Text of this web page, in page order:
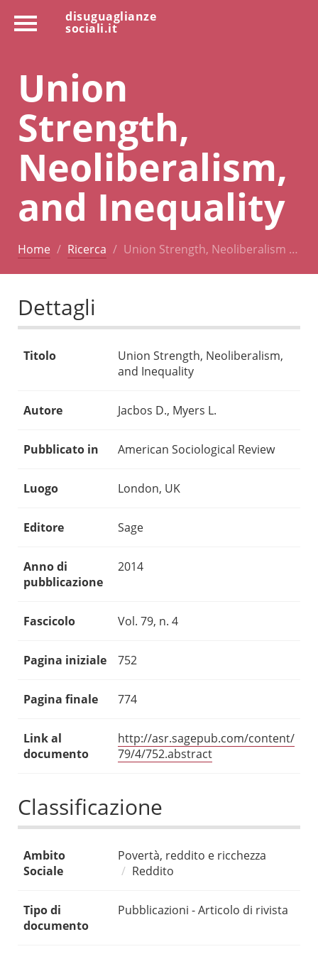
disuguaglianze
sociali.it
Union
Strength,
Neoliberalism,
and Inequality
Home Ricerca Union Strength, Neoliberalism …
Dettagli
Titolo
Union Strength, Neoliberalism,
and Inequality
Autore Jacbos D., Myers L.
Pubblicato in American Sociological Review
Luogo London, UK
Editore Sage
Anno di
pubblicazione
2014
Fascicolo Vol. 79, n. 4
Pagina iniziale 752
Pagina finale 774
Link al
documento
http://asr.sagepub.com/content/
79/4/752.abstract
Classificazione
Ambito
Sociale
Povertà, reddito e ricchezza
Reddito
Tipo di
documento
Pubblicazioni - Articolo di rivista